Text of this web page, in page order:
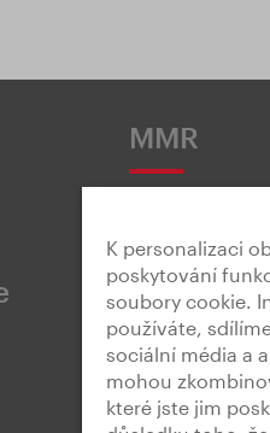
MMR
Snadné
K personalizaci
poskytování
soubory cookie.
používáte,
sociální média a
mohou
které jste jim